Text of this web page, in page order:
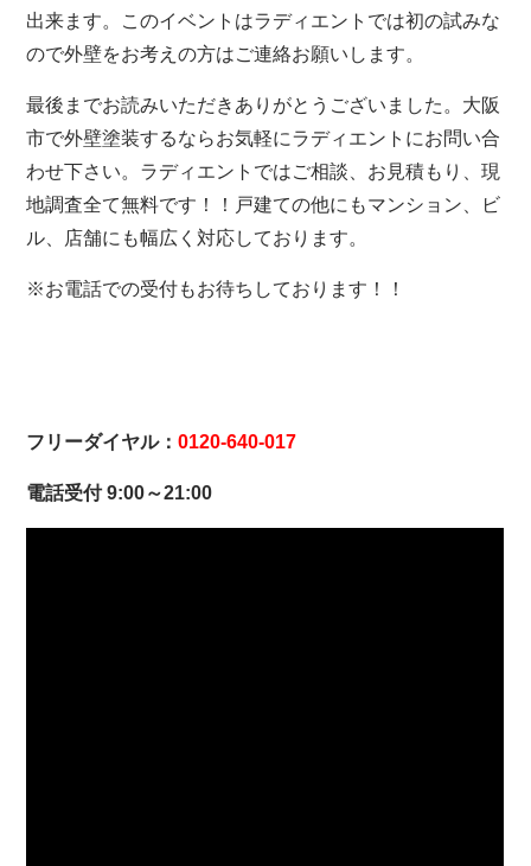
出来ます。このイベントはラディエントでは初の試みな
ので外壁をお考えの方はご連絡お願いします。
最後までお読みいただきありがとうございました。大阪
市で外壁塗装するならお気軽にラディエントにお問い合
わせ下さい。ラディエントではご相談、お見積もり、現
地調査全て無料です！！戸建ての他にもマンション、ビ
ル、店舗にも幅広く対応しております。
※お電話での受付もお待ちしております！！
フリーダイヤル：0120-640-017
電話受付 9:00～21:00